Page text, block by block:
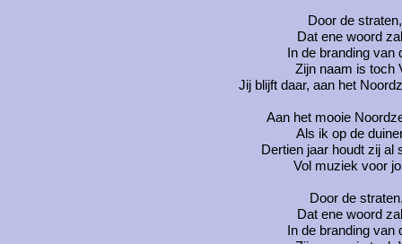
Door de
Dat ene woord
In de branding
Zijn naam is toch
Jij blijft daar, aan het
Aan het mooie
Als ik op de
Dertien jaar houdt zij al
Vol muziek voor
Door de
Dat ene woord
In de branding